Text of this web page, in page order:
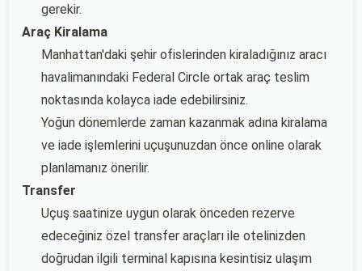
gerekir.
Araç Kiralama
Manhattan'daki şehir ofislerinden kiraladığınız aracı
havalimanındaki Federal Circle ortak araç teslim
noktasında kolayca iade edebilirsiniz.
Yoğun dönemlerde zaman kazanmak adına kiralama
ve iade işlemlerini uçuşunuzdan önce online olarak
planlamanız önerilir.
Transfer
Uçuş saatinize uygun olarak önceden rezerve
edeceğiniz özel transfer araçları ile otelinizden
doğrudan ilgili terminal kapısına kesintisiz ulaşım